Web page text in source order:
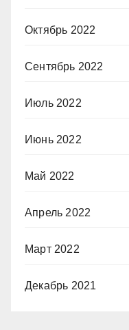
Октябрь 2022
Сентябрь 2022
Июль 2022
Июнь 2022
Май 2022
Апрель 2022
Март 2022
Декабрь 2021